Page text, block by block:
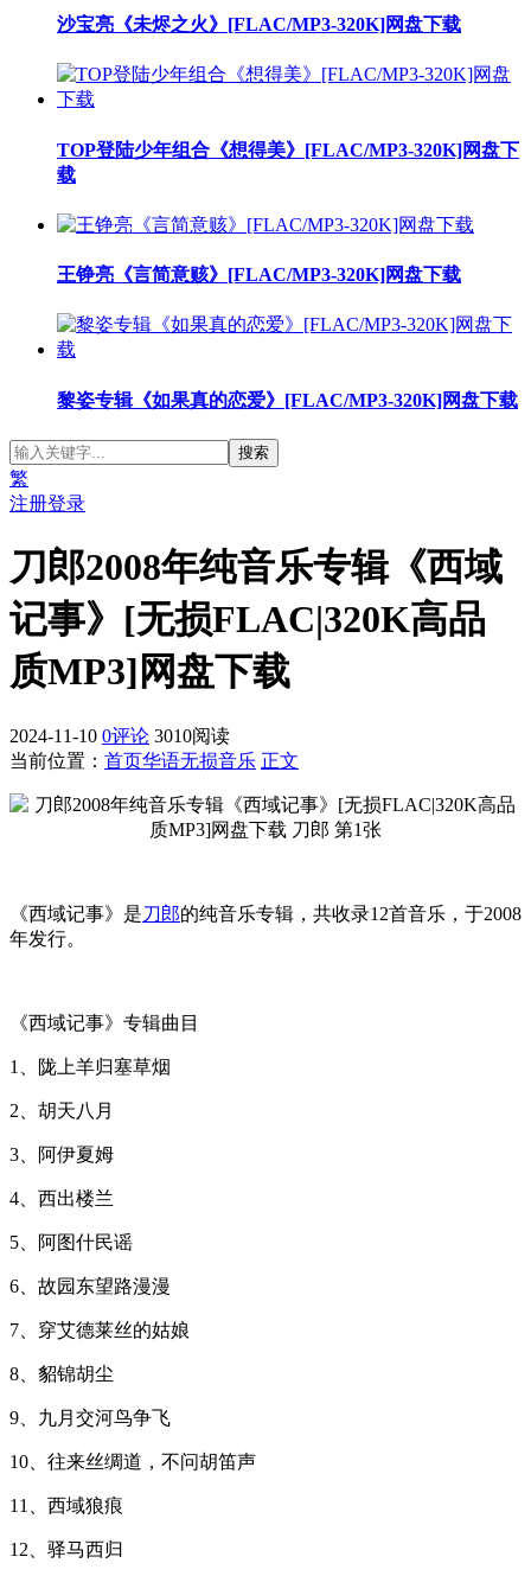
沙宝亮《未烬之火》[FLAC/MP3-320K]网盘下载
TOP登陆少年组合《想得美》[FLAC/MP3-320K]网盘下
载
王铮亮《言简意赅》[FLAC/MP3-320K]网盘下载
黎姿专辑《如果真的恋爱》[FLAC/MP3-320K]网盘下载
繁
注册登录
刀郎2008年纯音乐专辑《西域
记事》[无损FLAC|320K高品
质MP3]网盘下载
2024-11-10 0评论 3010阅读
当前位置： 首页华语无损音乐 正文
《西域记事》是刀郎的纯音乐专辑，共收录12首音乐，于2008
年发行。
《西域记事》专辑曲目
1、陇上羊归塞草烟
2、胡天八月
3、阿伊夏姆
4、西出楼兰
5、阿图什民谣
6、故园东望路漫漫
7、穿艾德莱丝的姑娘
8、貂锦胡尘
9、九月交河鸟争飞
10、往来丝绸道，不问胡笛声
11、西域狼痕
12、驿马西归